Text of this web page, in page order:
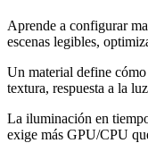
Aprende a configurar
escenas legibles,
Un material define
textura, respuesta a la
La iluminación en
exige más GPU/CPU